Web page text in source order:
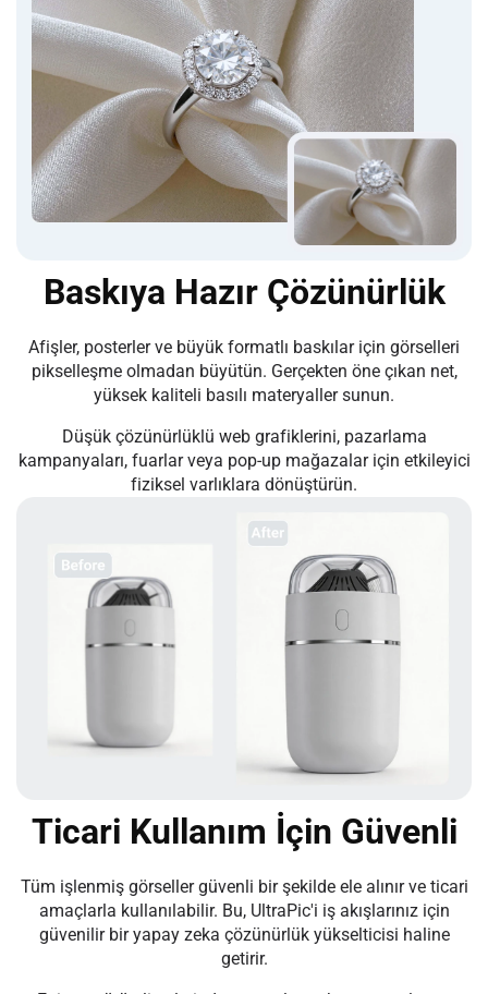
Baskıya Hazır Çözünürlük
Afişler, posterler ve büyük formatlı baskılar için görselleri
pikselleşme olmadan büyütün. Gerçekten öne çıkan net,
yüksek kaliteli basılı materyaller sunun.
Düşük çözünürlüklü web grafiklerini, pazarlama
kampanyaları, fuarlar veya pop-up mağazalar için etkileyici
fiziksel varlıklara dönüştürün.
Ticari Kullanım İçin Güvenli
Tüm işlenmiş görseller güvenli bir şekilde ele alınır ve ticari
amaçlarla kullanılabilir. Bu, UltraPic'i iş akışlarınız için
güvenilir bir yapay zeka çözünürlük yükselticisi haline
getirir.